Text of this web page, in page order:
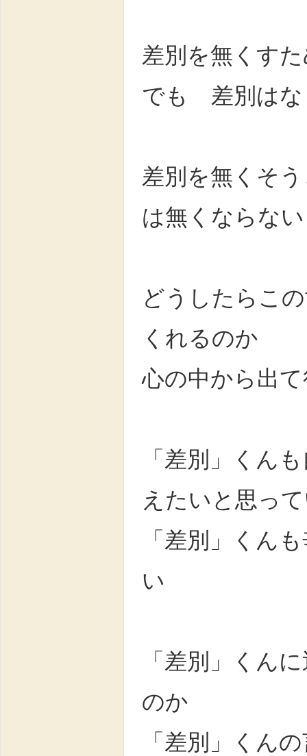
差別を無くす
でも 差別はな
差別を無くそ
は無くならない
どうしたらこ
くれるのか
心の中から出
「差別」くん
えたいと思っ
「差別」くん
い
「差別」くん
のか
「差別」くん